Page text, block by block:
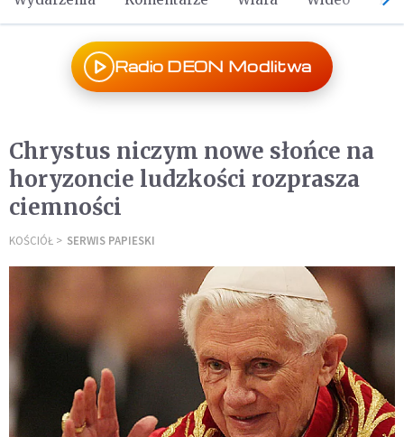
Radio DEON Modlitwa
Chrystus niczym nowe słońce na
horyzoncie ludzkości rozprasza
ciemności
KOŚCIÓŁ SERWIS PAPIESKI